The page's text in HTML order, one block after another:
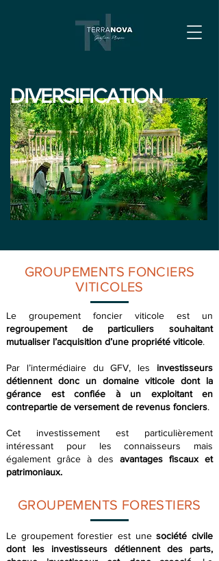
DIVERSIFICATION
GROUPEMENTS FONCIERS
VITICOLES
Le groupement foncier viticole est un
regroupement de particuliers souhaitant
mutualiser l’acquisition d’une propriété viticole.
Par l’intermédiaire du GFV, les investisseurs
détiennent donc un domaine viticole dont la
gérance est confiée à un exploitant en
contrepartie de versement de revenus fonciers.
Cet investissement est particulièrement
intéressant pour les connaisseurs mais
également grâce à des avantages fiscaux et
patrimoniaux.
GROUPEMENTS FORESTIERS
Le groupement forestier est unesociété civile
dont les investisseurs détiennent des parts,